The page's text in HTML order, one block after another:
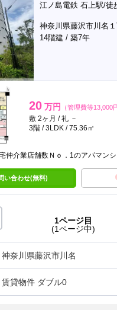
江ノ島電鉄 石上駅/徒
神奈川県藤沢市川名
14階建 / 築7年
20 万円 （管理費等13,000
敷 2ヶ月 / 礼 －
3階 / 3LDK / 75.36㎡
仲介業店舗数Ｎｏ．1のアパマンシ
い合わせ(無料)
1ページ目
(1ページ中)
神奈川県藤沢市川名
賃貸物件 ダブル0